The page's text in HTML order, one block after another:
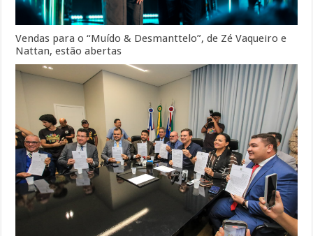
Vendas para o “Muído & Desmanttelo”, de Zé Vaqueiro e
Nattan, estão abertas